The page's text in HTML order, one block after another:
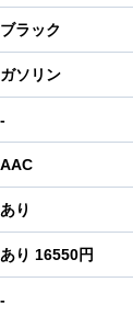
ブラック
ガソリン
-
AAC
あり
あり 16550円
-